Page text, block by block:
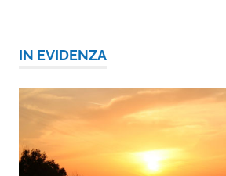
IN EVIDENZA